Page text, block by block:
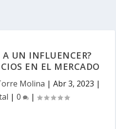
UN INFLUENCER?
EN EL MERCADO
Molina | Abr 3, 2023 |
|0 |